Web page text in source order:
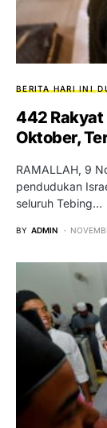
BERITA HARI INI
442 Rakyat
Oktober,
RAMALLAH, 9
pendudukan
seluruh Tebing…
BY ADMIN